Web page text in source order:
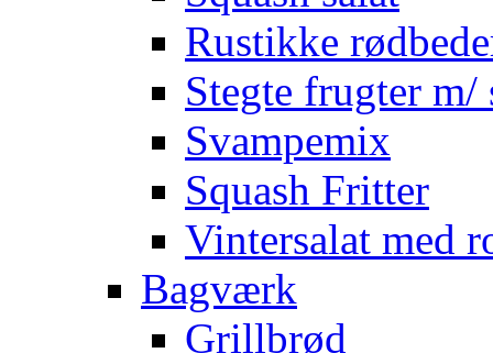
Rustikke
Stegte frugter m/
Svampemix
Squash Fritter
Vintersalat med
Bagværk
Grillbrød